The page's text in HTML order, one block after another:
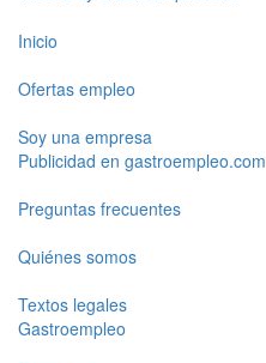
Inicio
Ofertas empleo
Soy una empresa
Publicidad en gastroempleo.com
Preguntas frecuentes
Quiénes somos
Textos legales
Gastroempleo